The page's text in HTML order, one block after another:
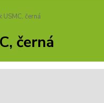
USMC, černá
černá